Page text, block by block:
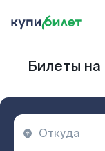
Билеты на